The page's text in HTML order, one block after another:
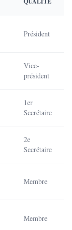
Président
Vice-
président
1er
Secrétaire
2e
Secrétaire
Membre
Membre